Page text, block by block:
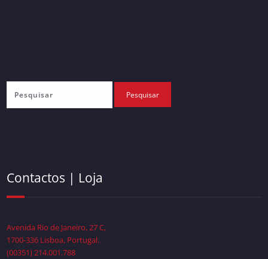
Contactos | Loja
Avenida Rio de Janeiro, 27 C,
1700-336 Lisboa, Portugal.
(00351) 214.001.788